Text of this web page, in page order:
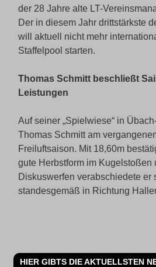
der 28 Jahre alte LT-
Der in diesem Jahr drittstärkste
will aktuell nicht mehr
Staffelpool starten.
Thomas Schmitt beschließt
Leistungen
Auf seiner „Spielwiese“ in
Thomas Schmitt am
Freiluftsaison. Mit 18,60m
gute Herbstform im Kugelstoßen
Diskuswerfen verabschiedete er
standesgemäß in Richtung
HIER GIBTS DIE AKTUELLSTEN